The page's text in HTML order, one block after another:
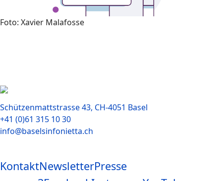
Foto: Xavier Malafosse
Schützenmattstrasse 43, CH-4051 Basel
+41 (0)61 315 10 30
info@baselsinfonietta.ch
KontaktNewsletterPresse